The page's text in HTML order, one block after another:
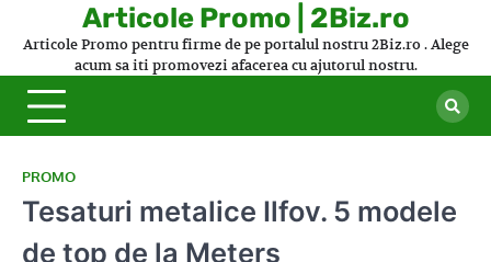
Articole Promo | 2Biz.ro
Articole Promo pentru firme de pe portalul nostru 2Biz.ro . Alege
acum sa iti promovezi afacerea cu ajutorul nostru.
PROMO
Tesaturi metalice Ilfov. 5 modele
de top de la Meters